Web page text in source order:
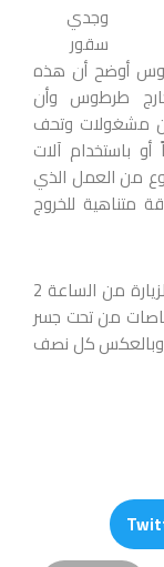
وجدي
سقور
أوضح أن هذه
طرطوس وأن
مشغولات وتحف
باستخدام آلات
من العمل الذي
متناهية للخروج
وتختتم مساء اليوم فعاليات المعرض وتبدأ الزيارة من الساعة 2
من تحت جسر
وبالعكس كل نصف